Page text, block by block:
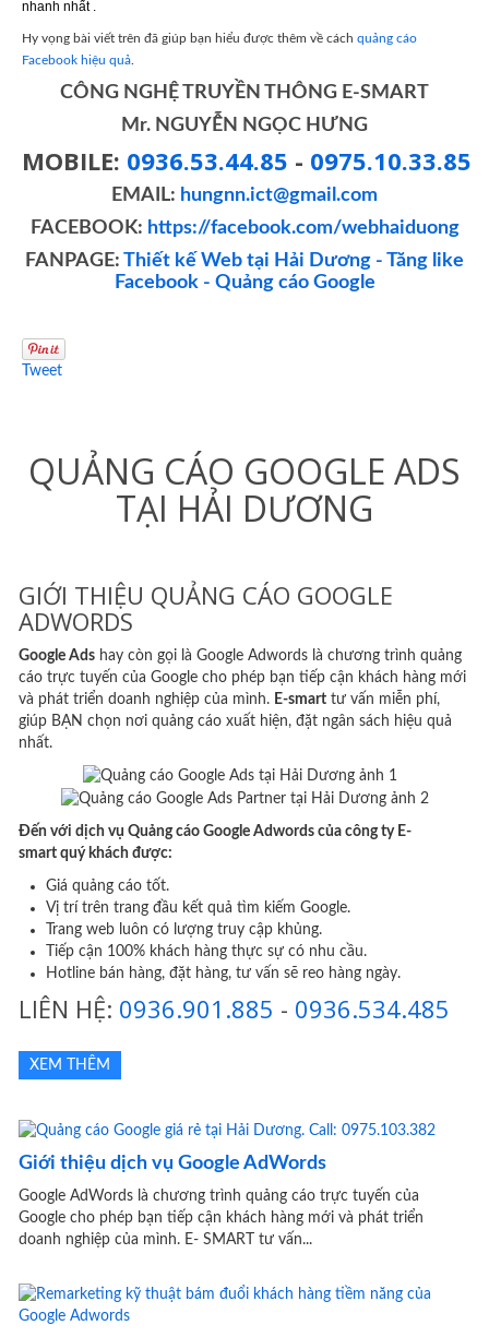
nhanh nhất .
Hy vọng bài viết trên đã giúp bạn hiểu được thêm về cách quảng cáo
Facebook hiệu quả
CÔNG NGHỆ TRUYỀN THÔNG E-SMART
Mr. NGUYỄN NGỌC HƯNG
MOBILE: 0936.53.44.85 - 0975.10.33.85
EMAIL: hungnn.ict@gmail.com
FACEBOOK: https://facebook.com/webhaiduong
FANPAGE: Thiết kế Web tại Hải Dương - Tăng like
Facebook - Quảng cáo Google
Tweet
QUẢNG CÁO GOOGLE ADS
TẠI HẢI DƯƠNG
GIỚI THIỆU QUẢNG CÁO GOOGLE
ADWORDS
Google Ads hay còn gọi là Google Adwords là chương trình quảng
cáo trực tuyến của Google cho phép bạn tiếp cận khách hàng mới
và phát triển doanh nghiệp của mình. E-smart tư vấn miễn phí,
giúp BẠN chọn nơi quảng cáo xuất hiện, đặt ngân sách hiệu quả
nhất.
Đến với dịch vụ Quảng cáo Google Adwords của công ty E-
smart quý khách được:
Giá quảng cáo tốt.
Vị trí trên trang đầu kết quả tìm kiếm Google.
Trang web luôn có lượng truy cập khủng.
Tiếp cận 100% khách hàng thực sự có nhu cầu.
Hotline bán hàng, đặt hàng, tư vấn sẽ reo hàng ngày.
LIÊN HỆ: 0936.901.885 - 0936.534.485
XEM THÊM
Giới thiệu dịch vụ Google AdWords
Google AdWords là chương trình quảng cáo trực tuyến của
Google cho phép bạn tiếp cận khách hàng mới và phát triển
doanh nghiệp của mình. E- SMART tư vấn...